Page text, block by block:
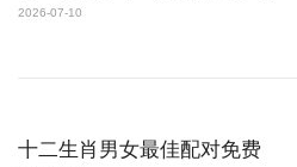
2026-07-10
十二生肖男女最佳配对免费